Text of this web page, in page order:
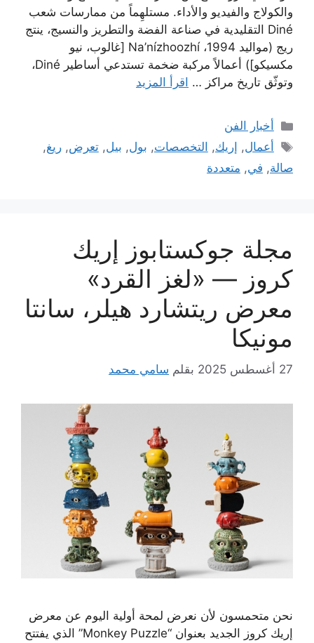
والكولاج والفيديو والأداء. مستلهِماً من ممارسات شعب
Diné التقليدية في صناعة الفضة والتطريز والنسيج، ينتج
ريج (مواليد 1994، Na’nízhoozhí [غالوب، نيو
مكسيكو]) أعمالاً مركبة ضخمة تستدعي أساطير Diné،
وتوثّق تاريخ مراكز … اقرأ المزيد
التصنيفات
أخبار الفن
الوسوم
أعمال, إريك, التخصصات, بول, بيل,تعرض,ريغ,
صالة, في, متعددة
مجلة جوكستابوز إريك
كروز — «لغز القرد»
معرض ريتشارد هيلر، سانتا
مونيكا
27 أغسطس 2025 بقلم سامي محمد
نحن متحمسون لأن نعرض لمحة أولية اليوم عن معرض
إريك كروز الجديد بعنوان “Monkey Puzzle” الذي يفتتح